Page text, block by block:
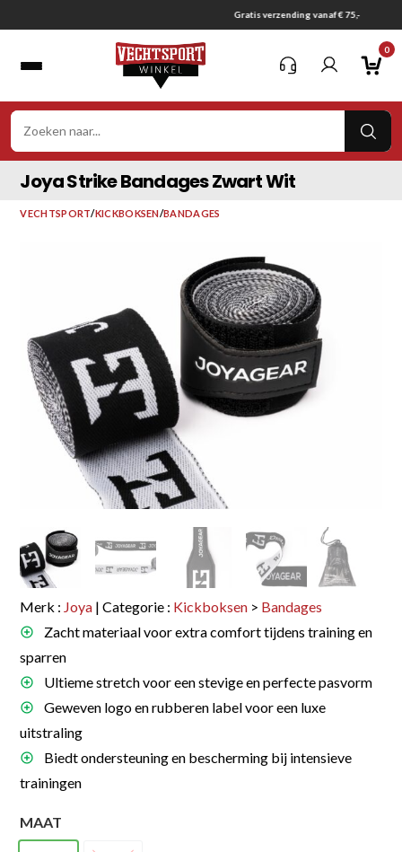
naar
Gratis verzending vanaf € 75,-
0
Joya Strike Bandages Zwart Wit
VECHTSPORT/KICKBOKSEN/BANDAGES
Merk : Joya | Categorie : Kickboksen > Bandages
Zacht materiaal voor extra comfort tijdens training en
sparren
Ultieme stretch voor een stevige en perfecte pasvorm
Geweven logo en rubberen label voor een luxe
uitstraling
Biedt ondersteuning en bescherming bij intensieve
trainingen
MAAT